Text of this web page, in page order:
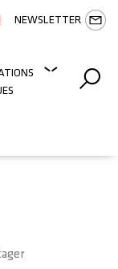
NEWSLETTER